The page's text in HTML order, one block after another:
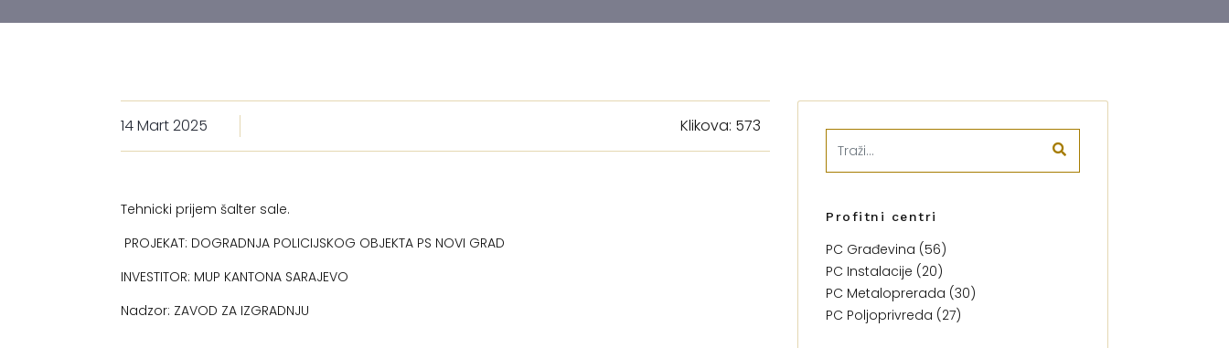
14 Mart 2025 Klikova: 573
Tehnicki prijem šalter sale.
PROJEKAT: DOGRADNJA POLICIJSKOG OBJEKTA PS NOVI GRAD
INVESTITOR: MUP KANTONA SARAJEVO
Nadzor: ZAVOD ZA IZGRADNJU
Profitni centri
PC Građevina (56)
PC Instalacije (20)
PC Metaloprerada (30)
PC Poljoprivreda (27)